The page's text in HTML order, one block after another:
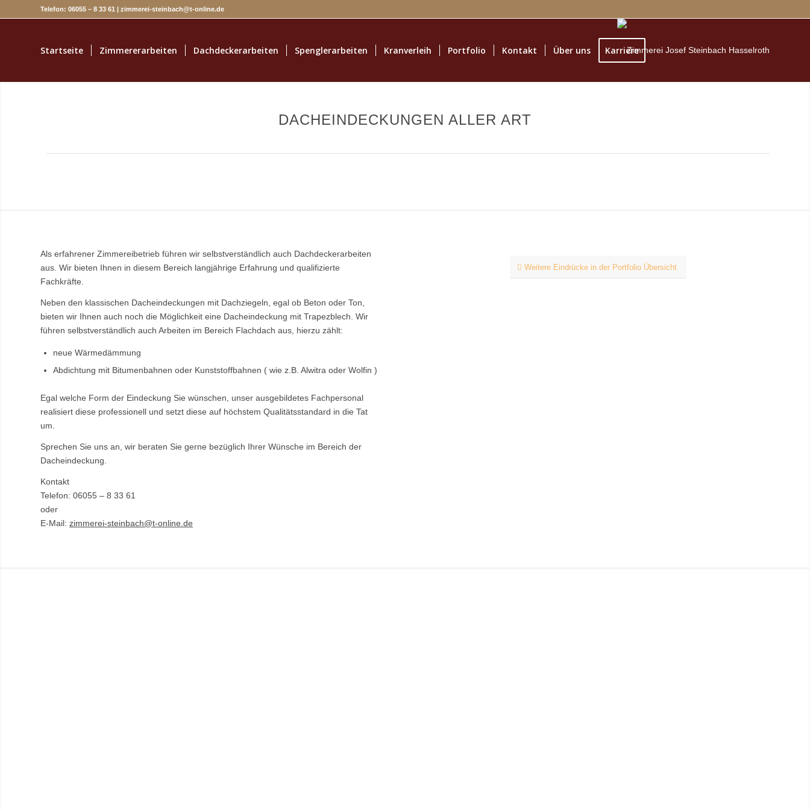
Telefon: 06055 – 8 33 61 | zimmerei-steinbach@t-online.de
Startseite Zimmererarbeiten Dachdeckerarbeiten Spenglerarbeiten Kranverleih Portfolio Kontakt Über uns Karriere
DACHEINDECKUNGEN ALLER ART
Als erfahrener Zimmereibetrieb führen wir selbstverständlich auch Dachdeckerarbeiten
aus. Wir bieten Ihnen in diesem Bereich langjährige Erfahrung und qualifizierte
Fachkräfte.
Neben den klassischen Dacheindeckungen mit Dachziegeln, egal ob Beton oder Ton,
bieten wir Ihnen auch noch die Möglichkeit eine Dacheindeckung mit Trapezblech. Wir
führen selbstverständlich auch Arbeiten im Bereich Flachdach aus, hierzu zählt:
neue Wärmedämmung
Abdichtung mit Bitumenbahnen oder Kunststoffbahnen ( wie z.B. Alwitra oder Wolfin )
Egal welche Form der Eindeckung Sie wünschen, unser ausgebildetes Fachpersonal
realisiert diese professionell und setzt diese auf höchstem Qualitätsstandard in die Tat
um.
Sprechen Sie uns an, wir beraten Sie gerne bezüglich Ihrer Wünsche im Bereich der
Dacheindeckung.
Kontakt
Telefon: 06055 – 8 33 61
oder
E-Mail: zimmerei-steinbach@t-online.de
Weitere Eindrücke in der Portfolio Übersicht